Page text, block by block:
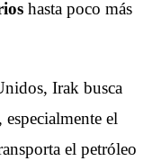
hasta poco más
Irak busca
el
el petróleo